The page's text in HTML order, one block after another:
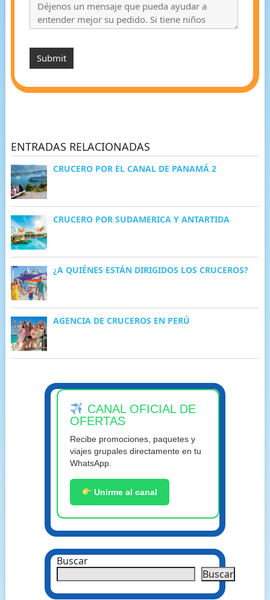
ENTRADAS RELACIONADAS
CRUCERO POR EL CANAL DE PANAMÁ 2
CRUCERO POR SUDAMERICA Y ANTARTIDA
¿A QUIÉNES ESTÁN DIRIGIDOS LOS CRUCEROS?
AGENCIA DE CRUCEROS EN PERÚ
CANAL OFICIAL DE
OFERTAS
Recibe promociones, paquetes y
viajes grupales directamente en tu
WhatsApp.
Unirme al canal
Buscar
Buscar